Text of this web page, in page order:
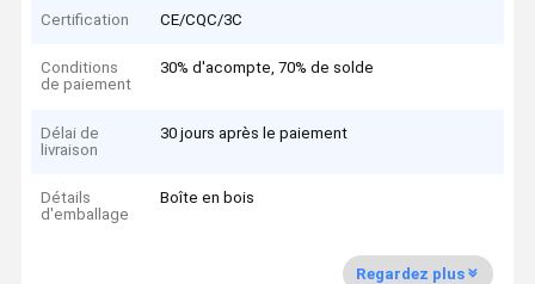
Certification CE/CQC/3C
Conditions
de paiement
30% d'acompte, 70% de solde
Délai de
livraison
30 jours après le paiement
Détails
d'emballage
Boîte en bois
Regardez plus